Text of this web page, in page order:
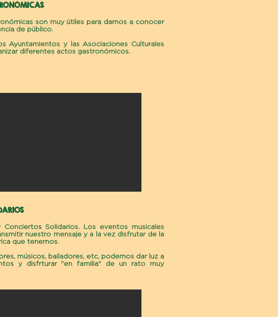
son muy útiles para darnos a conocer
de público.
Ayuntamientos y las Asociaciones Culturales
diferentes actos gastronómicos.
Conciertos Solidarios. Los eventos musicales
nuestro mensaje y a la vez disfrutar de la
que tenemos.
músicos, bailadores, etc, podemos dar luz a
y disfrturar "en familia" de un rato muy